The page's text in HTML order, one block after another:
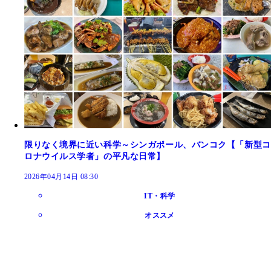
限りなく境界に近い科学～シンガポール、バンコク【「新型コ
ロナウイルス学者」の平凡な日常】
2026年04月14日 08:30
IT・科学
オススメ